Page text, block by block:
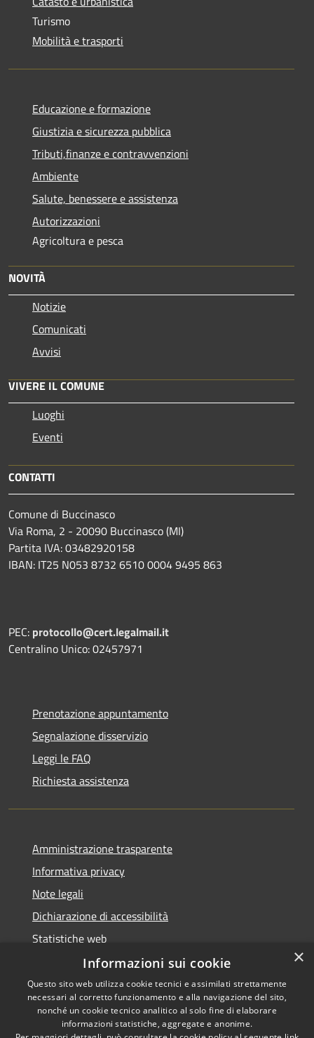
Turismo
Mobilità e trasporti
Educazione e formazione
Giustizia e sicurezza pubblica
Tributi,finanze e contravvenzioni
Ambiente
Salute, benessere e assistenza
Autorizzazioni
Agricoltura e pesca
NOVITÀ
Notizie
Comunicati
Avvisi
VIVERE IL COMUNE
Luoghi
Eventi
CONTATTI
Comune di Buccinasco
Via Roma, 2 - 20090 Buccinasco (MI)
Partita IVA: 03482920158
IBAN: IT25 N053 8732 6510 0004 9495 863
PEC: protocollo@cert.legalmail.it
Centralino Unico: 02457971
Prenotazione appuntamento
Segnalazione disservizio
Leggi le FAQ
Richiesta assistenza
Amministrazione trasparente
Informativa privacy
Note legali
Dichiarazione di accessibilità
Statistiche web
Accessibilità
Copyright © 2026 • Comune di
Buccinasco • Powered by
×
Informazioni sui cookie
Questo sito web utilizza cookie tecnici e assimilati strettamente
necessari al corretto funzionamento e alla navigazione del sito,
nonché un cookie tecnico analitico al solo fine di elaborare
informazioni statistiche, aggregate e anonime.